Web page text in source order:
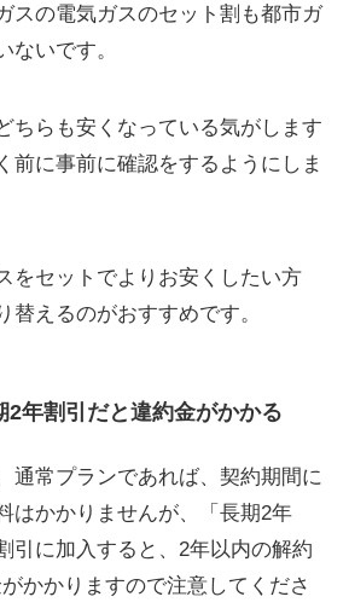
スの電気ガスのセット割も都市ガ
ないです。
ちらも安くなっている気がします
前に事前に確認をするようにしま
をセットでよりお安くしたい方
替えるのがおすすめです。
年割引だと違約金がかかる
通常プランであれば、契約期間に
はかかりませんが、「長期2年
引に加入すると、 2年以内の解約
かかりますので注意してくださ